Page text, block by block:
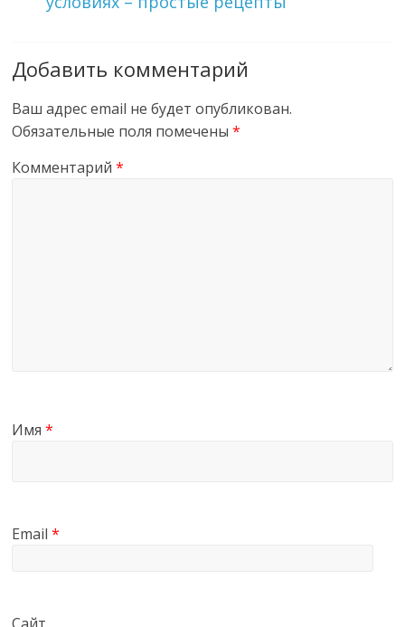
Добавить комментарий
Ваш адрес email не будет опубликован.
Обязательные поля помечены*
Комментарий*
Имя*
Email*